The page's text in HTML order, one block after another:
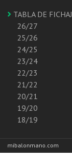
TABLA DE
26/27
25/26
24/25
23/24
22/23
21/22
20/21
19/20
18/19
mibalonmano.com